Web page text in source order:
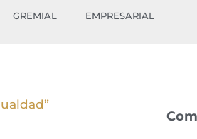
GREMIAL EMPRESARIAL